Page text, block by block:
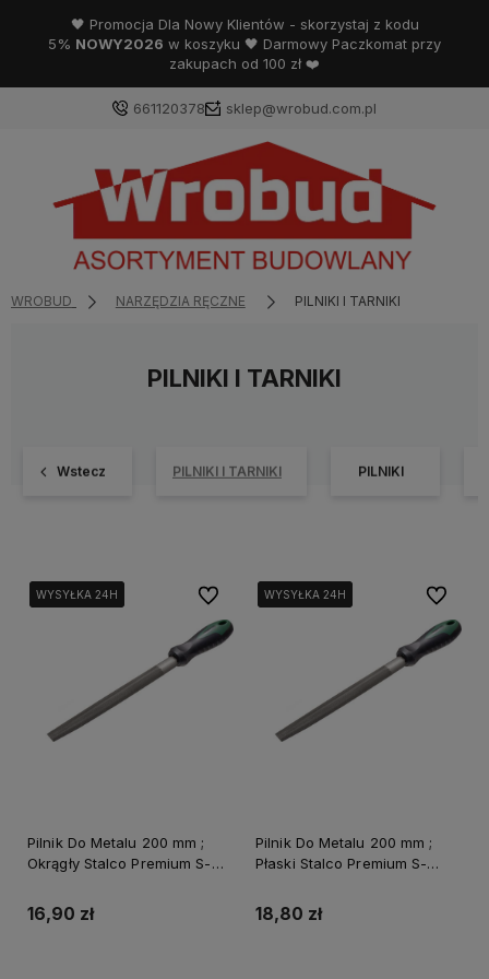
🖤 Promocja Dla Nowy Klientów - skorzystaj z kodu
5% NOWY2026 w koszyku 🖤 Darmowy Paczkomat przy
zakupach od 100 zł ❤️
661120378 sklep@wrobud.com.pl
WROBUD NARZĘDZIA RĘCZNE PILNIKI I TARNIKI
PILNIKI I TARNIKI
Wstecz PILNIKI I TARNIKI PILNIKI
WYSYŁKA 24H
WYSYŁKA 24H
WYSYŁKA 24H
Pilnik Do Metalu 200 mm ;
Okrągły Stalco Premium S-
16,90 zł
Do ulubionychWYSYŁKA 24H
WYSYŁKA 24H
WYSYŁKA 24H
Pilnik Do Metalu 200 mm ;
Płaski Stalco Premium S-
18,80 zł
Do